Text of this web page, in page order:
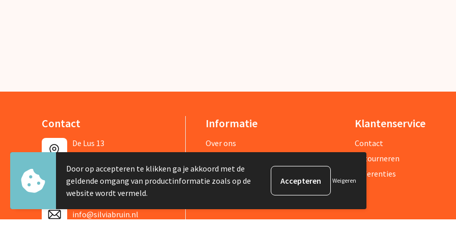
Contact
De Lus 13
+31 226 422505
info@silviabruin.nl
Informatie
Over ons
Veelgestelde vragen
Klantenservice
Contact
Retourneren
Referenties
Door op accepteren te klikken ga je akkoord met de
geldende omgang van productinformatie zoals op de
website wordt vermeld.
Weigeren